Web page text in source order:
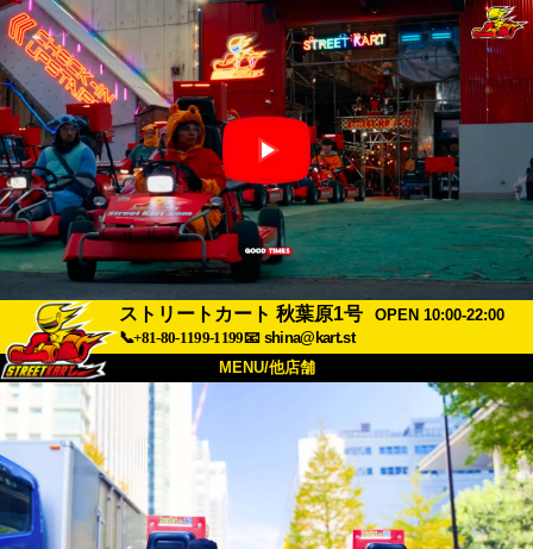
ストリートカート 秋葉原1号
OPEN 10:00-22:00
📞+81-80-1199-1199📧 shina@kart.st
MENU/他店舗
概要 価格
アクセス FAQ
会社 予約